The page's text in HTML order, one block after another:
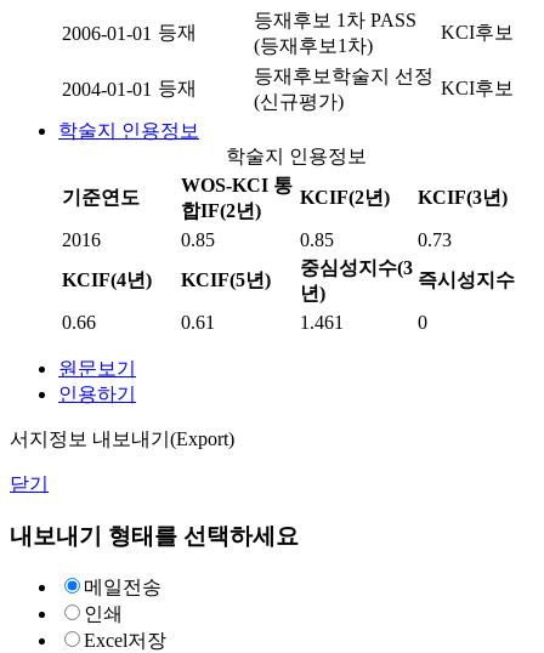
2006-01-01 등재
등재후보 1차 PASS
(등재후보1차)
KCI후보
2004-01-01 등재
등재후보학술지 선정
(신규평가)
KCI후보
학술지 인용정보
학술지 인용정보
기준연도
WOS-KCI 통
합IF(2년)
KCIF(2년) KCIF(3년)
2016 0.85 0.85
0.73
KCIF(4년)
KCIF(5년)
중심성지수(3
년)
즉시성지수
0.66 0.61 1.461 0
원문보기
인용하기
서지정보 내보내기(Export)
닫기
내보내기 형태를 선택하세요
메일전송
인쇄
Excel저장